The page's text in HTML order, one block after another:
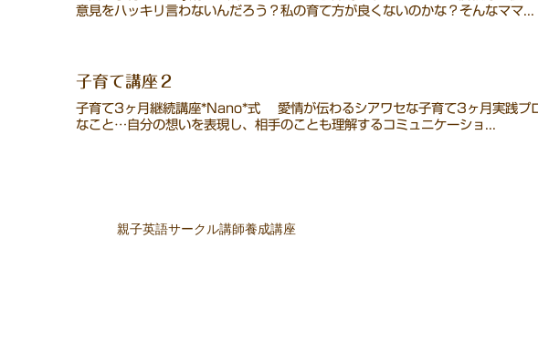
意見をハッキリ言わないんだろう？私の育て方が良くないのかな？そんなママ...
子育て講座２
子育て3ヶ月継続講座*Nano*式 愛情が伝わるシアワセな子育て3ヶ月実践プ
なこと…自分の想いを表現し、相手のことも理解するコミュニケーショ...
親子英語サークル講師養成講座